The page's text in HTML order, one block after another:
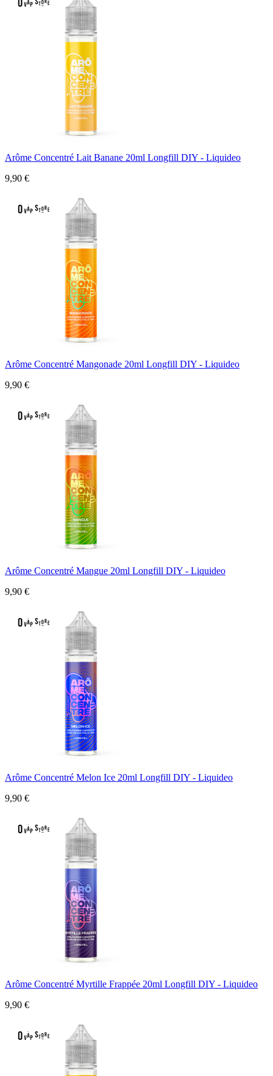
Arôme Concentré Lait Banane 20ml Longfill DIY - Liquideo
9,90 €
Arôme Concentré Mangonade 20ml Longfill DIY - Liquideo
9,90 €
Arôme Concentré Mangue 20ml Longfill DIY - Liquideo
9,90 €
Arôme Concentré Melon Ice 20ml Longfill DIY - Liquideo
9,90 €
Arôme Concentré Myrtille Frappée 20ml Longfill DIY - Liquideo
9,90 €